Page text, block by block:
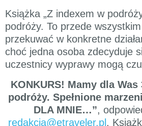
Książka „Z indexem w
podróży. To przede
przekuwać w konkretne
choć jedna osoba zdecyduje
uczestnicy wyprawy mogą
KONKURS! Mamy dla
podróży. Spełnione
DLA MNIE…”,
redakcja@etraveler.pl.